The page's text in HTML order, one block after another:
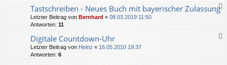
Tastschreiben - Neues Buch mit bayerischer Zulassung
Letzter Beitrag von Bernhard « 08.03.2019 11:50
Antworten: 11
Digitale Countdown-Uhr
Letzter Beitrag von Heinz « 16.05.2010 19:37
Antworten: 6